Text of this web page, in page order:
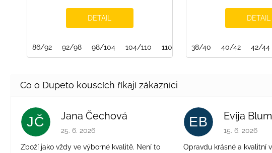
DETAIL
86/92 92/98 98/104 104/110 110/116 116/122 122/128
DETAIL
38/40 40/42 42/44
JČ Jana Čechová
Hodnocení obchodu je 5 z 5 hvězdiček.
25. 6. 2026
Zboží jako vždy ve výborné kvalitě. Není to
EB Evija
Hodnocení
15. 6. 2026
Opravdu krásné a kvalitní